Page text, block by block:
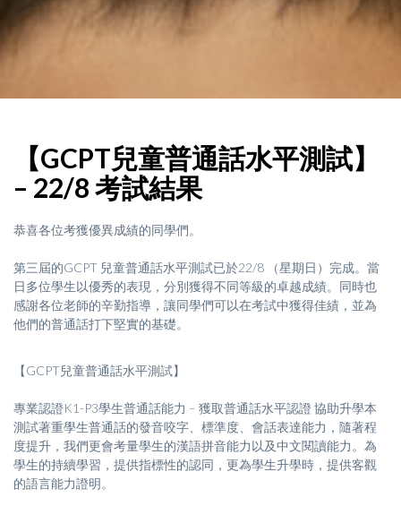
【GCPT兒童普通話水平測試】
– 22/8 考試結果
恭喜各位考獲優異成績的同學們。
第三屆的GCPT 兒童普通話水平測試已於22/8 （星期日）完成。當
日多位學生以優秀的表現，分別獲得不同等級的卓越成績。同時也
感謝各位老師的辛勤指導，讓同學們可以在考試中獲得佳績，並為
他們的普通話打下堅實的基礎。
【GCPT兒童普通話水平測試】
專業認證K1-P3學生普通話能力 – 獲取普通話水平認證 協助升學本
測試著重學生普通話的發音咬字、標準度、會話表達能力，隨著程
度提升，我們更會考量學生的漢語拼音能力以及中文閱讀能力。為
學生的持續學習，提供指標性的認同，更為學生升學時，提供客觀
的語言能力證明。